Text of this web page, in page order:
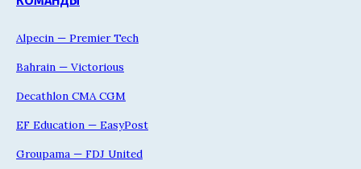
Alpecin — Premier Tech
Bahrain — Victorious
Decathlon CMA CGM
EF Education — EasyPost
Groupama — FDJ United